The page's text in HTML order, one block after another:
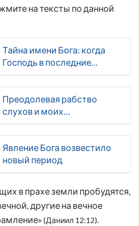
на тексты по данной
Тайна имени Бога: когда
Господь в последние
вернется будут ли Его еще
звать Иисусом?
Преодолевая рабство
слухов и моих
представлений, я с
радостью приняла
возвращение Господа (I)
Явление Бога возвестило
новый период
в прахе земли пробудятся,
другие на вечное
(Даниил 12:12).